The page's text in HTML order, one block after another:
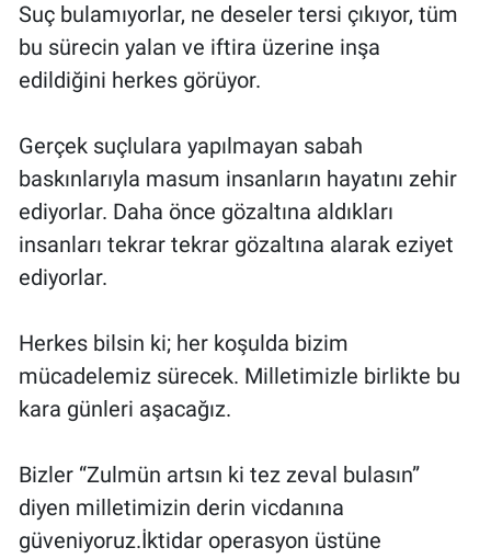
Suç bulamıyorlar, ne deseler tersi çıkıyor, tüm
bu sürecin yalan ve iftira üzerine inşa
edildiğini herkes görüyor.
Gerçek suçlulara yapılmayan sabah
baskınlarıyla masum insanların hayatını zehir
ediyorlar. Daha önce gözaltına aldıkları
insanları tekrar tekrar gözaltına alarak eziyet
ediyorlar.
Herkes bilsin ki; her koşulda bizim
mücadelemiz sürecek. Milletimizle birlikte bu
kara günleri aşacağız.
Bizler “Zulmün artsın ki tez zeval bulasın”
diyen milletimizin derin vicdanına
güveniyoruz.İktidar operasyon üstüne